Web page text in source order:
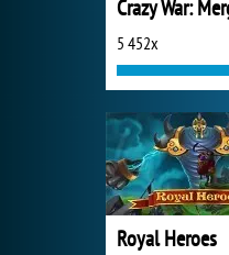
5 452x
Royal Heroes